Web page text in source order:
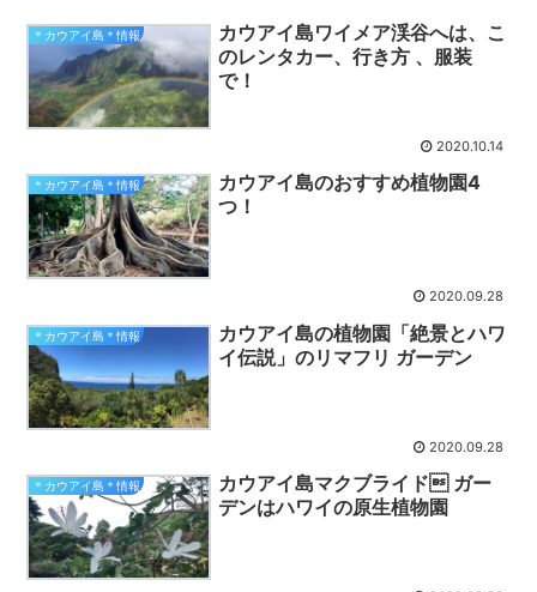
＊カウアイ島＊情報
カウアイ島ワイメア渓谷へは、こ
のレンタカー、行き方 、服装
で！
2020.10.14
＊カウアイ島＊情報
カウアイ島のおすすめ植物園4
つ！
2020.09.28
＊カウアイ島＊情報
カウアイ島の植物園「絶景とハワ
イ伝説」のリマフリ ガーデン
2020.09.28
＊カウアイ島＊情報
カウアイ島マクブライド ガー
デンはハワイの原生植物園